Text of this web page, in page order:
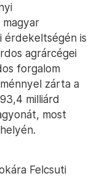
érdekeltségén is
agrárcégei
forgalom
zárta a
milliárd
most
Felcsuti